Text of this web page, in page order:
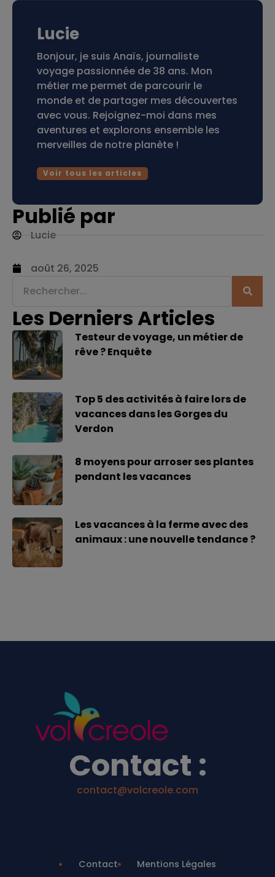
Lucie
Bonjour, je suis Anaïs, journaliste
voyage passionnée de 38 ans. Mon
métier me permet de parcourir le
monde et de partager mes découvertes
avec vous. Rejoignez-moi dans mes
aventures et explorons ensemble les
merveilles de notre planète !
Voir tous les articles
Publié par
Lucie
août 26, 2025
Les Derniers Articles
Testeur de voyage, un métier de
rêve ? Enquête
Top 5 des activités à faire lors de
vacances dans les Gorges du
Verdon
8 moyens pour arroser ses plantes
pendant les vacances
Les vacances à la ferme avec des
animaux : une nouvelle tendance ?
Contact :
contact@volcreole.com
Contact Mentions Légales